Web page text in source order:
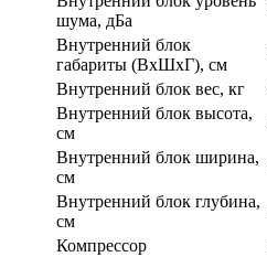
шума, дБа
Внутренний блок
габариты (ВхШхГ), см
Внутренний блок вес, кг
Внутренний блок высота,
см
Внутренний блок ширина,
см
Внутренний блок глубина,
см
Компрессор